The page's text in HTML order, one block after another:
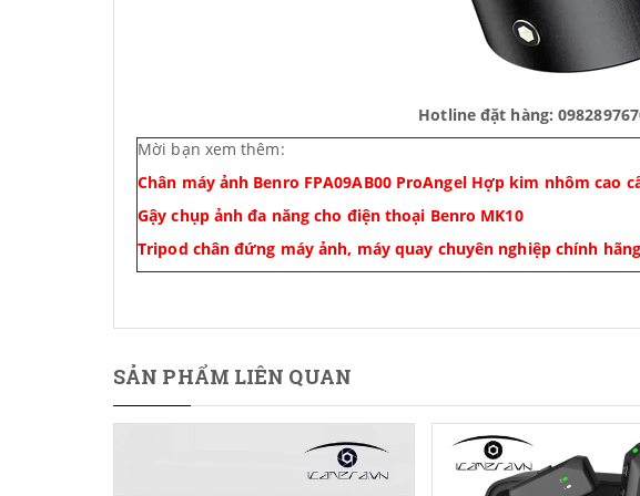
Hotline đặt hàng:
Mời bạn xem thêm:
Chân máy ảnh Benro FPA09AB00 ProAngel Hợp kim nhôm cao
Gậy chụp ảnh đa năng cho điện thoại Benro MK10
Tripod chân đứng máy ảnh, máy quay chuyên nghiệp chính
SẢN PHẨM LIÊN QUAN